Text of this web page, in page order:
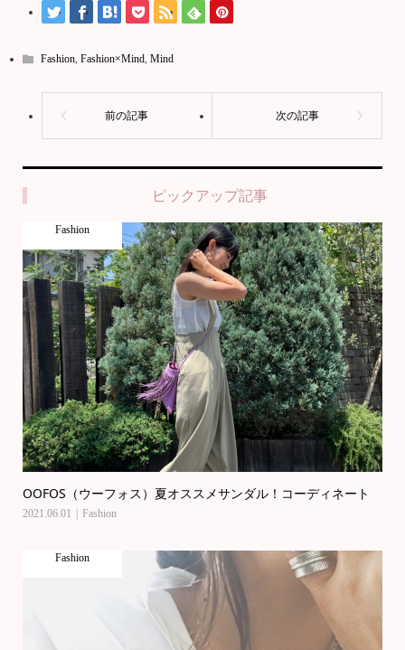
Fashion, Fashion×Mind, Mind
ピックアップ記事
Fashion
OOFOS（ウーフォス）夏オススメサンダル！コーディネート
2021.06.01 Fashion
Fashion